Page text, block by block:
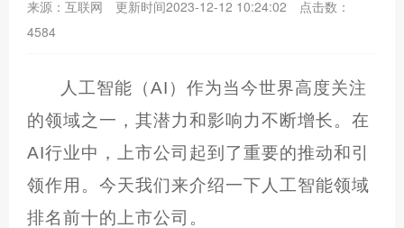
来源：互联网 更新时间2023-12-12 10:24:02
点击数：
4584
人工智能（AI）作为当今世界高度关注
的领域之一，其潜力和影响力不断增长。在
AI行业中，上市公司起到了重要的推动和引
领作用。今天我们来介绍一下人工智能领域
排名前十的上市公司。